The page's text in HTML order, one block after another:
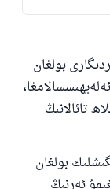
بولغان
تائالانىڭ
بولغان